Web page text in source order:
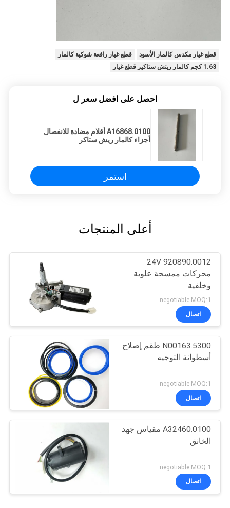
قطع غيار مكدس كالمار الأسود
قطع غيار رافعة شوكية كالمار
1.63 كجم كالمار ريتش ستاكير قطع غيار
احصل على افضل سعر ل
A16868.0100 أقلام مضادة للانفصال
أجزاء كالمار ريش ستاكر
استمر
أعلى المنتجات
24V 920890.0012
محركات ممسحة علوية
وخلفية
negotiable MOQ:1
اتصال
N00163.5300 طقم إصلاح
أسطوانة التوجيه
negotiable MOQ:1
اتصال
A32460.0100 مقياس جهد
الخانق
negotiable MOQ:1
اتصال